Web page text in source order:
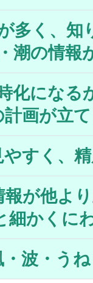
多く、知
潮の情報
化になる
計画が立
やすく、
報が他よ
細かくに
波・う